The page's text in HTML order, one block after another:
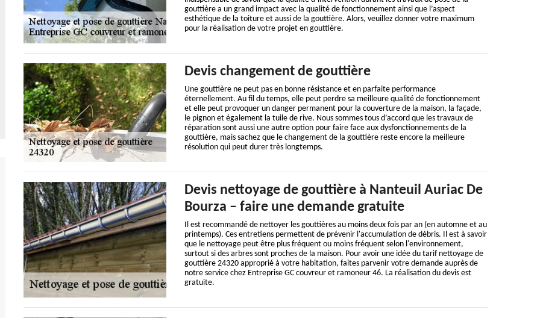
gouttière a un grand impact avec la qualité de fonctionnement ainsi que l’aspect
esthétique de la toiture et aussi de la gouttière. Alors, veuillez donner votre maximum
pour la réalisation de votre projet en gouttière.
Devis changement de gouttière
Une gouttière ne peut pas en bonne résistance et en parfaite performance
éternellement. Au fil du temps, elle peut perdre sa meilleure qualité de fonctionnement
et elle peut provoquer un danger permanent pour la couverture de la maison, la façade,
le pignon et également la tuile de rive. Nous sommes tous d’accord que les travaux de
réparation sont aussi une autre option pour faire face aux dysfonctionnements de la
gouttière, mais sachez que le changement de la gouttière reste encore la meilleure
résolution qui peut durer très longtemps.
Devis nettoyage de gouttière à Nanteuil Auriac De
Bourza – faire une demande gratuite
Il est recommandé de nettoyer les gouttières au moins deux fois par an (en automne et au
printemps). Ces entretiens permettent de prévenir l'accumulation de débris. Il est à savoir
que le nettoyage peut être plus fréquent ou moins fréquent selon l'environnement,
surtout si des arbres sont proches de la maison. Pour avoir une idée du tarif nettoyage de
gouttière 24320 approprié à votre habitation, faites parvenir votre demande auprès de
notre service chez Entreprise GC couvreur et ramoneur 46. La réalisation du devis est
gratuite.